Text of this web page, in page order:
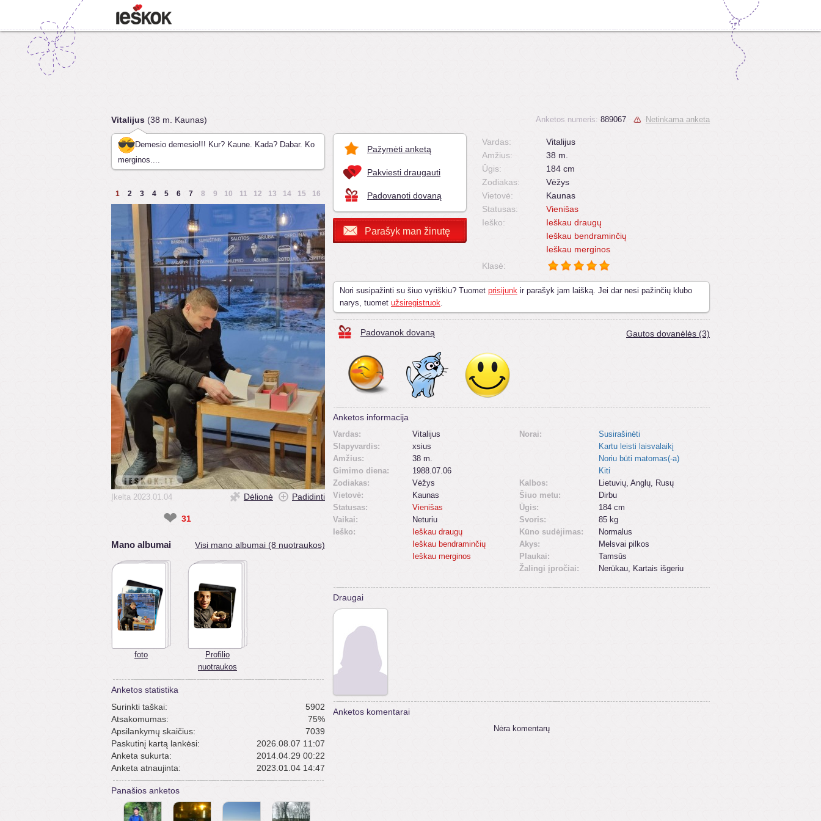
Vitalijus (38 m. Kaunas)
Demesio demesio!!! Kur? Kaune. Kada? Dabar. Ko
merginos....
1 2 3 4 5 6 7 8 9 10 11 12 13 14 15 16
Įkelta 2023.01.04 Dėlionė Padidinti
❤ 31
Mano albumai Visi mano albumai (8 nuotraukos)
foto
Profilio
nuotraukos
Anketos statistika
Surinkti taškai:
5902
Atsakomumas:
75%
Apsilankymų skaičius:
7039
Paskutinį kartą lankėsi:
2026.08.07 11:07
Anketa sukurta:
2014.04.29 00:22
Anketa atnaujinta:
2023.01.04 14:47
Panašios anketos
Pažymėti anketą
Pakviesti draugauti
Padovanoti dovaną
Parašyk man žinutę
Anketos numeris: 889067 Netinkama anketa
Vardas:
Vitalijus
Amžius:
38 m.
Ūgis:
184 cm
Zodiakas:
Vėžys
Vietovė:
Kaunas
Statusas:
Vienišas
Ieško:
Ieškau draugų
Ieškau bendraminčių
Ieškau merginos
Klasė:
Nori susipažinti su šiuo vyriškiu? Tuomet prisijunk ir parašyk jam laišką. Jei dar nesi pažinčių klubo
narys, tuomet užsiregistruok.
Padovanok dovaną Gautos dovanėlės (3)
Anketos informacija
Vardas:
Vitalijus
Slapyvardis:
xsius
Amžius:
38 m.
Gimimo diena:
1988.07.06
Zodiakas:
Vėžys
Vietovė:
Kaunas
Statusas:
Vienišas
Vaikai:
Neturiu
Ieško:
Ieškau draugų
Ieškau bendraminčių
Ieškau merginos
Norai:
Susirašinėti
Kartu leisti laisvalaikį
Noriu būti matomas(-a)
Kiti
Kalbos:
Lietuvių, Anglų, Rusų
Šiuo metu:
Dirbu
Ūgis:
184 cm
Svoris:
85 kg
Kūno sudėjimas:
Normalus
Akys:
Melsvai pilkos
Plaukai:
Tamsūs
Žalingi įpročiai:
Nerūkau, Kartais išgeriu
Draugai
Anketos komentarai
Nėra komentarų